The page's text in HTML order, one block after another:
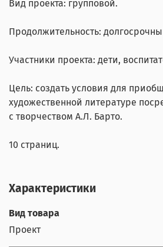
Вид проекта: групповой.
Продолжительность:
Участники проекта: дети,
Цель: создать условия для
художественной литературе
с творчеством А.Л. Барто.
10 страниц.
Характеристики
Вид товара
Проект